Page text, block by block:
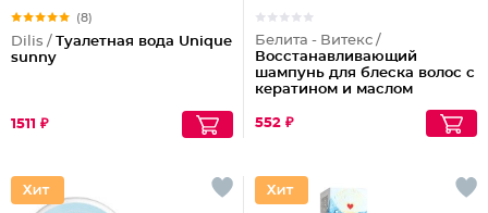
(8)
Dilis / Туалетная вода Unique
sunny
1511 ₽
Белита - Витекс /
Восстанавливающий
шампунь для блеска волос с
кератином и маслом
552 ₽